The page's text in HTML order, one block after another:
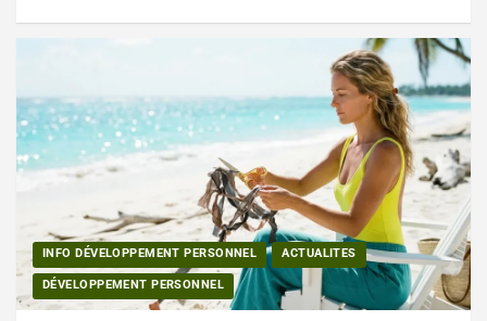
INFO DÉVELOPPEMENT PERSONNEL ACTUALITES
DÉVELOPPEMENT PERSONNEL